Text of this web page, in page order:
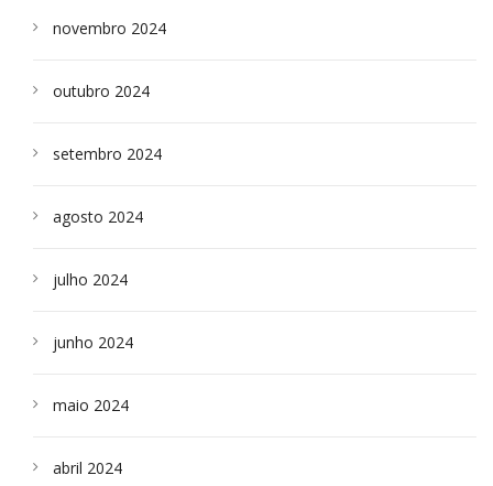
novembro 2024
outubro 2024
setembro 2024
agosto 2024
julho 2024
junho 2024
maio 2024
abril 2024